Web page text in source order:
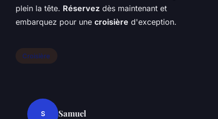
plein la tête. Réservez dès maintenant et
embarquez pour une croisière d'exception.
Croisière
S Samuel